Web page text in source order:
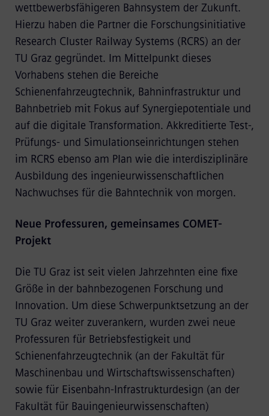
wettbewerbsfähigeren Bahnsystem der Zukunft.
Hierzu haben die Partner die Forschungsinitiative
Research Cluster Railway Systems (RCRS) an der
TU Graz gegründet. Im Mittelpunkt dieses
Vorhabens stehen die Bereiche
Schienenfahrzeugtechnik, Bahninfrastruktur und
Bahnbetrieb mit Fokus auf Synergiepotentiale und
auf die digitale Transformation. Akkreditierte Test-,
Prüfungs- und Simulationseinrichtungen stehen
im RCRS ebenso am Plan wie die interdisziplinäre
Ausbildung des ingenieurwissenschaftlichen
Nachwuchses für die Bahntechnik von morgen.
Neue Professuren, gemeinsames COMET-
Projekt
Die TU Graz ist seit vielen Jahrzehnten eine fixe
Größe in der bahnbezogenen Forschung und
Innovation. Um diese Schwerpunktsetzung an der
TU Graz weiter zuverankern, wurden zwei neue
Professuren für Betriebsfestigkeit und
Schienenfahrzeugtechnik (an der Fakultät für
Maschinenbau und Wirtschaftswissenschaften)
sowie für Eisenbahn-Infrastrukturdesign (an der
Fakultät für Bauingenieurwissenschaften)